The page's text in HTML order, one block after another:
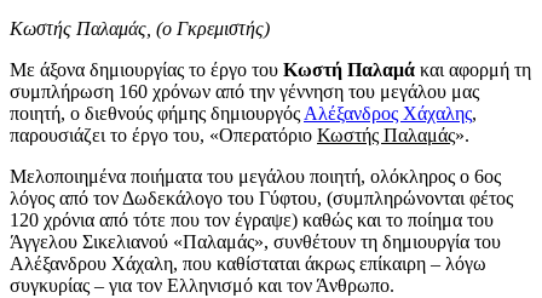
Κωστής Παλαμάς, (ο Γκρεμιστής)
Με άξονα δημιουργίας το έργο του Κωστή Παλαμά και αφορμή τη
συμπλήρωση 160 χρόνων από την γέννηση του μεγάλου μας
ποιητή, ο διεθνούς φήμης δημιουργός Αλέξανδρος Χάχαλης,
παρουσιάζει το έργο του, «Οπερατόριο Κωστής Παλαμάς».
Μελοποιημένα ποιήματα του μεγάλου ποιητή, ολόκληρος ο 6ος
λόγος από τον Δωδεκάλογο του Γύφτου, (συμπληρώνονται φέτος
120 χρόνια από τότε που τον έγραψε) καθώς και το ποίημα του
Άγγελου Σικελιανού «Παλαμάς», συνθέτουν τη δημιουργία του
Αλέξανδρου Χάχαλη, που καθίσταται άκρως επίκαιρη – λόγω
συγκυρίας – για τον Ελληνισμό και τον Άνθρωπο.